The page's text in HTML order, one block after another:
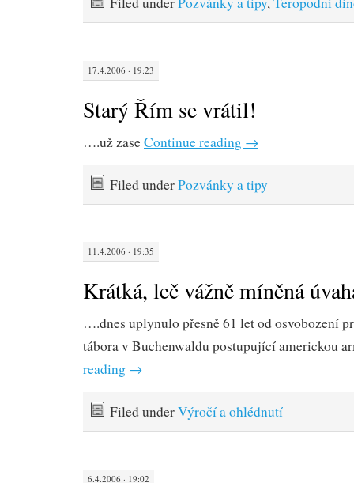
17.4.2006 · 19:23
Starý Řím se vrátil!
….už zaseContinue reading →
Filed underPozvánky a tipy
11.4.2006 · 19:35
Krátká, leč vážně míněná
….dnes uplynulo přesně 61 let od osvobození
tábora v Buchenwaldu postupující americkou
reading →
Filed underVýročí a ohlédnutí
6.4.2006 · 19:02